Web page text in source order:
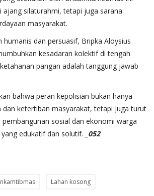
ajang silaturahmi, tetapi juga sarana
masyarakat.
humanis dan persuasif, Bripka Aloysius
kesadaran kolektif di tengah
pangan adalah tanggung jawab
bahwa peran kepolisian bukan hanya
dan ketertiban masyarakat, tetapi juga turut
sosial dan ekonomi warga
edukatif dan solutif.
_052
Lahan kosong